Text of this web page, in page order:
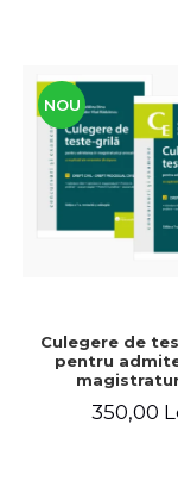
NOU
Culegere de
pentru
revizuita si
350,00